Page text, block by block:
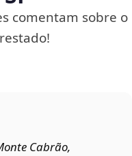
comentam sobre o
Cabrão,